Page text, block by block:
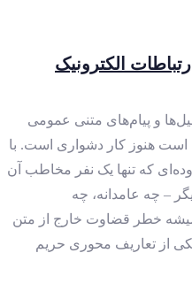
و پیام‌های متنی عمومی
هنوز کار دشواری است. با
که تنها یک نفر مخاطب آن
– چه عامدانه، چه
خطر قضاوت خارج از متن
یکی از تعاریف محوری حریم